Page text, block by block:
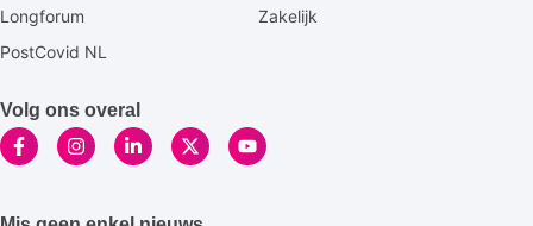
Longforum
Zakelijk
PostCovid NL
Volg ons overal